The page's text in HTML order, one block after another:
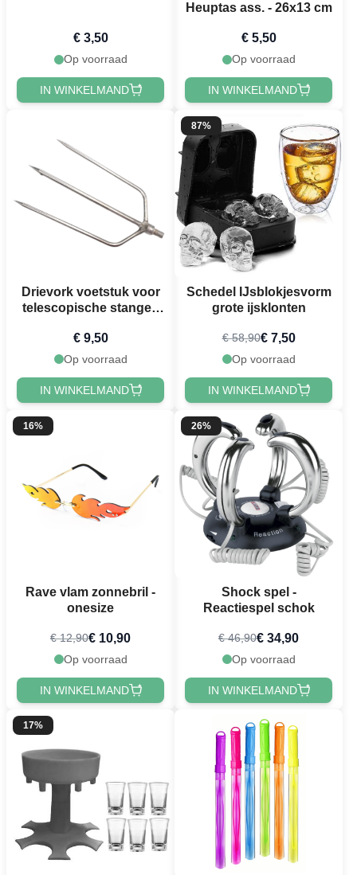
€ 3,50
Op voorraad
IN WINKELMAND
Heuptas ass. - 26x13 cm
€ 5,50
Op voorraad
IN WINKELMAND
Drievork voetstuk voor
telescopische stangen
€ 9,50
Op voorraad
IN WINKELMAND
87%
Schedel IJsblokjesvorm
grote ijsklonten
€ 58,90€ 7,50
Op voorraad
IN WINKELMAND
16%
Rave vlam zonnebril -
onesize
€ 12,90€ 10,90
Op voorraad
IN WINKELMAND
26%
Shock spel -
Reactiespel schok
€ 46,90€ 34,90
Op voorraad
IN WINKELMAND
17%